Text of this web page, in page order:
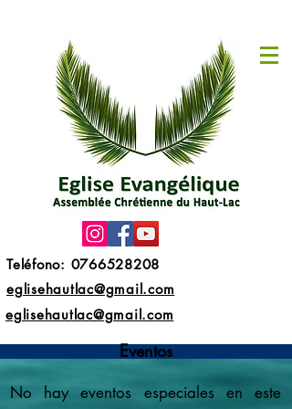
Teléfono: 0766528208
eglisehautlac@gmail.com
eglisehautlac@gmail.com
Eventos
No hay eventos especiales en este